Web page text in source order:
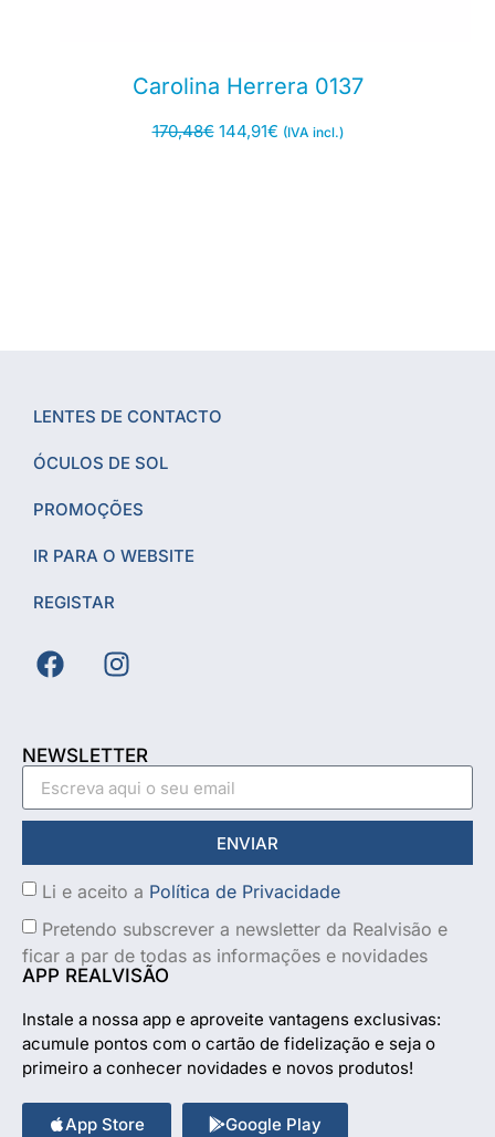
Carolina Herrera 0137
170,48€ 144,91€ (IVA incl.)
LENTES DE CONTACTO
ÓCULOS DE SOL
PROMOÇÕES
IR PARA O WEBSITE
REGISTAR
NEWSLETTER
Li e aceito a Política de Privacidade
Pretendo subscrever a newsletter da Realvisão e
ficar a par de todas as informações e novidades
ENVIAR
APP REALVISÃO
Instale a nossa app e aproveite vantagens exclusivas:
acumule pontos com o cartão de fidelização e seja o
primeiro a conhecer novidades e novos produtos!
App Store Google Play